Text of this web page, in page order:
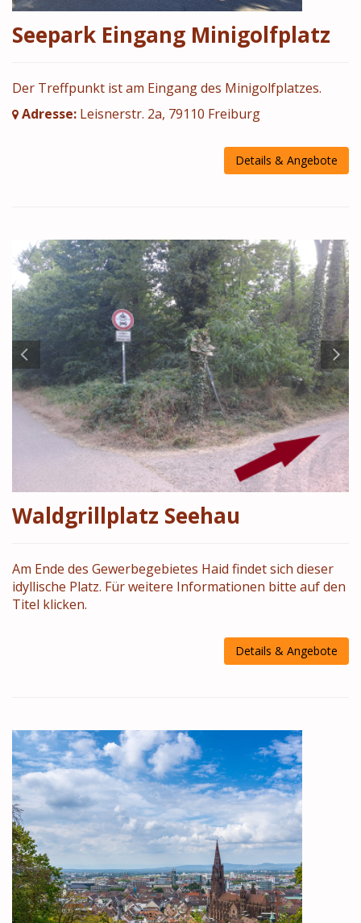
Seepark Eingang Minigolfplatz
Der Treffpunkt ist am Eingang des Minigolfplatzes.
Adresse: Leisnerstr. 2a, 79110 Freiburg
Details & Angebote
Waldgrillplatz Seehau
Am Ende des Gewerbegebietes Haid findet sich dieser
idyllische Platz. Für weitere Informationen bitte auf den
Titel klicken.
Details & Angebote